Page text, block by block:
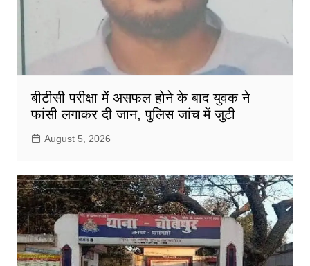
बीटीसी परीक्षा में असफल होने के बाद युवक ने
फांसी लगाकर दी जान, पुलिस जांच में जुटी
August 5, 2026